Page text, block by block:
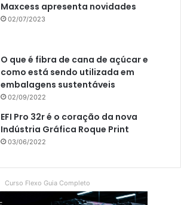
Maxcess apresenta novidades
02/07/2023
O que é fibra de cana de açúcar e
como está sendo utilizada em
embalagens sustentáveis
02/09/2022
EFI Pro 32r é o coração da nova
Indústria Gráfica Roque Print
03/06/2022
Curso Flexo Guia Completo